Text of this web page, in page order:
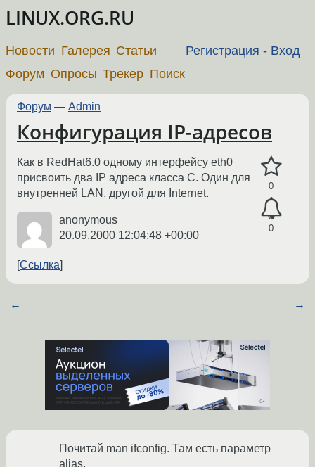
LINUX.ORG.RU
Регистрация - Вход
Новости Галерея Статьи
Форум Опросы Трекер Поиск
Форум — Admin
Конфигурация IP-адресов
0
0
Как в RedHat6.0 одному интерфейсу eth0
присвоить два IP адреса класса С. Один для
внутренней LAN, другой для Internet.
anonymous
20.09.2000 12:04:48 +00:00
Ссылка
← →
Почитай man ifconfig. Там есть параметр
alias.